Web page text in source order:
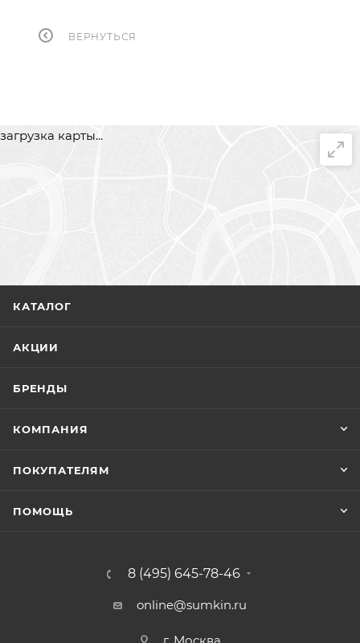
ВЕРНУТЬСЯ
загрузка карты...
КАТАЛОГ
АКЦИИ
БРЕНДЫ
КОМПАНИЯ
ПОКУПАТЕЛЯМ
ПОМОЩЬ
8 (495) 645-78-46
online@sumkin.ru